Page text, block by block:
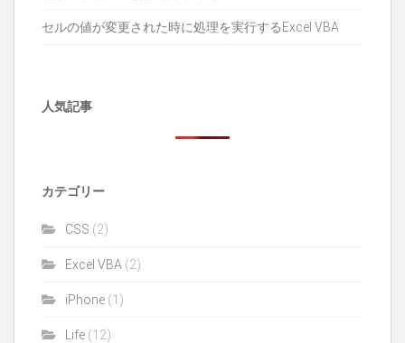
セルの値が変更された時に処理を実行するExcel VBA
人気記事
カテゴリー
CSS (2)
Excel VBA (2)
iPhone (1)
Life (12)